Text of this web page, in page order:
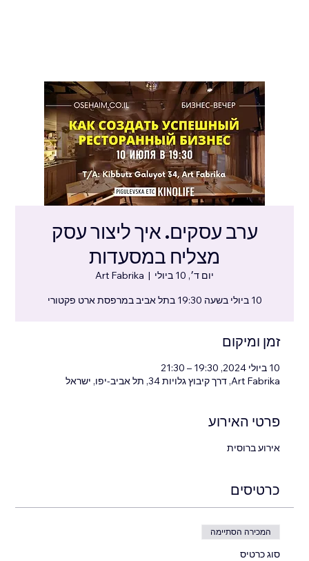
ערב עסקים. איך ליצור עסק
מצליח במסעדות
יום ד׳, 10 ביולי
  |
Art Fabrika
10 ביולי בשעה 19:30 בתל אביב במרפסת ארט פקטורי
זמן ומיקום
10 ביולי 2024, 19:30 – 21:30
Art Fabrika, דרך קיבוץ גלויות 34, תל אביב-יפו, ישראל
פרטי האירוע
אירוע ברוסית
כרטיסים
המכירה הסתיימה
סוג כרטיס